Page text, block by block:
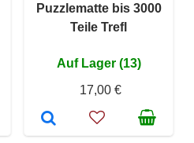
Puzzlematte bis 3000
Teile Trefl
Auf Lager (13)
17,00 €